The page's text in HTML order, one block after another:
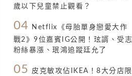
歲以下兒童禁止觀看？
04
Netflix《母胎單身戀愛大作
戰2》9位嘉賓IG公開！玹諝、受志
粉絲暴漲、珉鴻追蹤廷允了
05
皮克敏攻佔IKEA！8大分店限